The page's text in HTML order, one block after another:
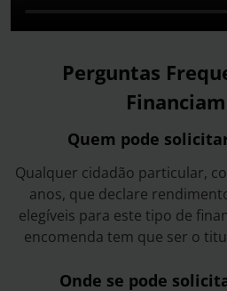
Perguntas
Quem pode
Qualquer cidadão particular,
anos, que declare
elegíveis para este tipo de
encomenda tem que ser o
Onde se pode